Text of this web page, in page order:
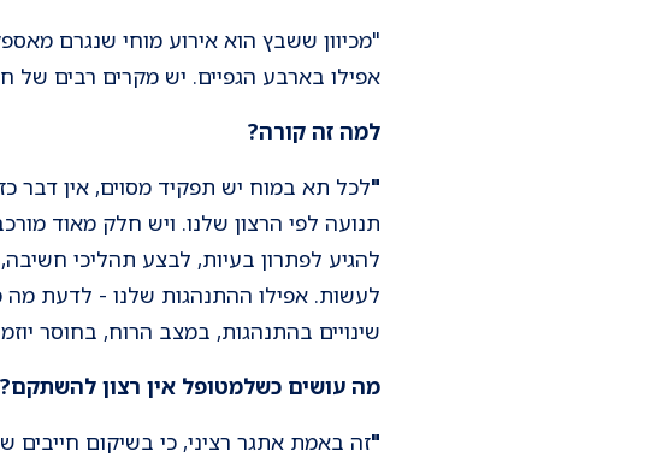
"מכיוון ששבץ הוא אירוע מוחי שנגרם
אפילו בארבע הגפיים. יש מקרים רבים של
למה זה קורה?
"לכל תא במוח יש תפקיד מסוים, אין דבר
תנועה לפי הרצון שלנו. ויש חלק מאוד
להגיע לפתרון בעיות, לבצע תהליכי
לעשות. אפילו ההתנהגות שלנו - לדעת מה
שינויים בהתנהגות, במצב הרוח, בחוסר
מה עושים כשלמטופל אין רצון להשתקם?
"זה באמת אתגר רציני, כי בשיקום חייבים